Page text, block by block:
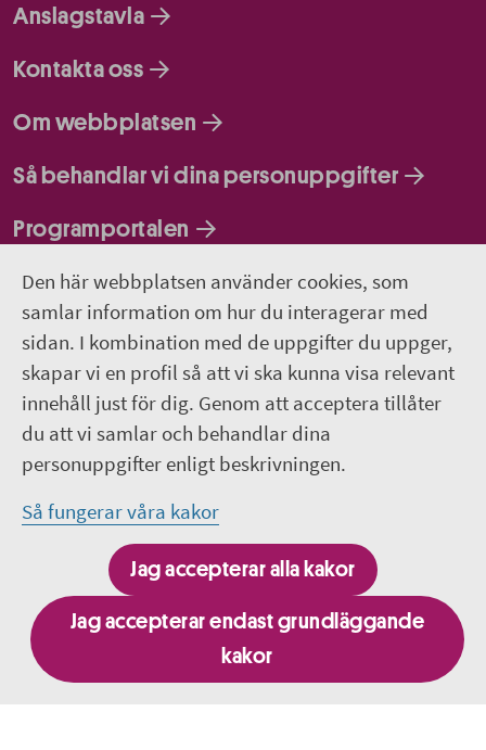
Den här webbplatsen använder cookies, som
samlar information om hur du interagerar med
sidan. I kombination med de uppgifter du uppger,
skapar vi en profil så att vi ska kunna visa relevant
innehåll just för dig. Genom att acceptera tillåter
du att vi samlar och behandlar dina
personuppgifter enligt beskrivningen.
Så fungerar våra kakor
Jag accepterar alla kakor
Jag accepterar endast grundläggande
kakor
Anslagstavla
Kontakta oss
Om webbplatsen
Så behandlar vi dina personuppgifter
Programportalen
Följ oss
Lediga jobb
Pressrum
Facebook
Jobba hos oss - Facebook